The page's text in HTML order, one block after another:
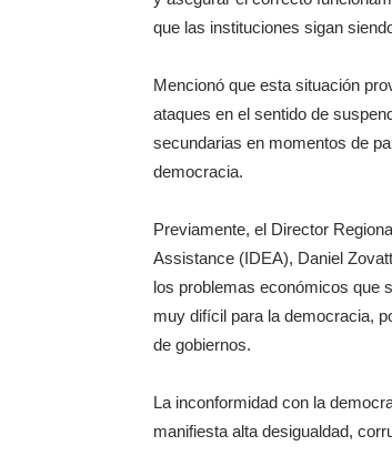
que las instituciones sigan
Mencionó que esta situación
ataques en el sentido de
secundarias en momentos de
democracia.
Previamente, el Director
Assistance (IDEA), Daniel
los problemas económicos que
muy difícil para la democracia,
de gobiernos.
La inconformidad con la
manifiesta alta desigualdad,